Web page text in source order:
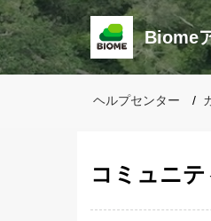
Biome
ヘルプセンター
コミュニ